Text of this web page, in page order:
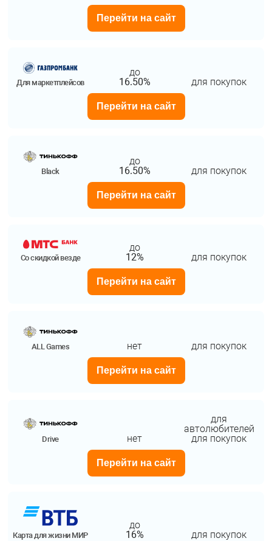
Перейти на сайт
Для маркетплейсов
до
16.50%
для покупок
Перейти на сайт
Black
до
16.50%
для покупок
Перейти на сайт
Со скидкой везде
до
12%
для покупок
Перейти на сайт
ALL Games нет для покупок
Перейти на сайт
Drive нет
для
автолюбителей
для покупок
Перейти на сайт
Карта для жизни МИР
до
16%
для покупок